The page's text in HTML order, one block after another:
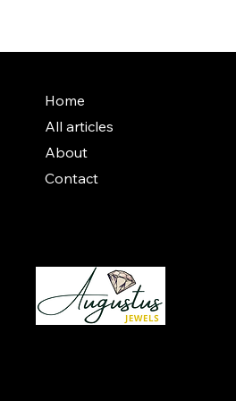
Home
All articles
About
Contact